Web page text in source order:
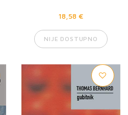
18,58 €
NIJE DOSTUPNO